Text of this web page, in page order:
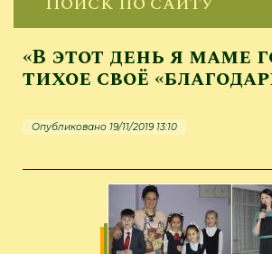
«В этот день я маме
тихое своё
Опубликовано 19/11/2019 13:10